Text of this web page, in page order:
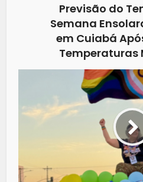
Previsão do
Semana
em Cuiabá
Temperaturas